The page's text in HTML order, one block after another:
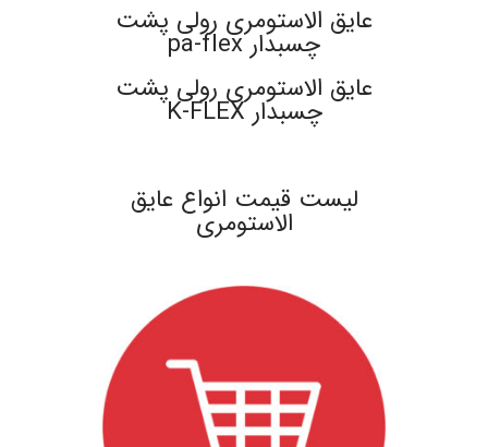
عایق الاستومری رولی پشت
چسبدار pa-flex
عایق الاستومری رولی پشت
چسبدار K-FLEX
لیست قیمت انواع عایق
الاستومری